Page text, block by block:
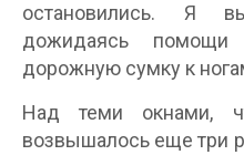
остановились. Я
дожидаясь помощи
дорожную сумку к
Над теми окнами,
возвышалось еще три